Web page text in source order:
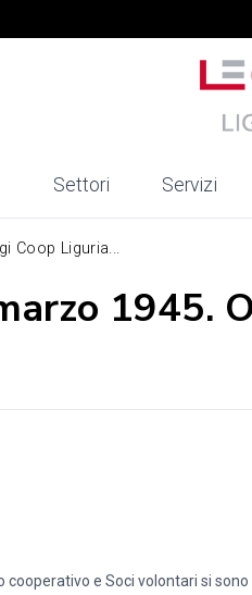
Settori Servizi
Coop Liguria...
1945.
e Soci volontari si